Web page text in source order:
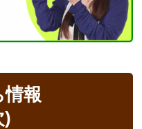
情報
)